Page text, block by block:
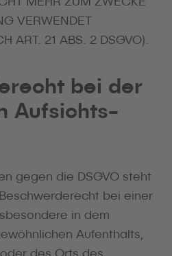
VERWENDET
ART. 21 ABS. 2 DSGVO).
bei der
Aufsichts­
gegen die DSGVO steht
bei einer
in dem
Aufenthalts,